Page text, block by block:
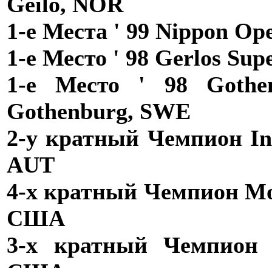
1-е Места ' 99 Nippon
1-е Место ' 98 Gerlos
1-е Место ' 98
Gothenburg, SWE
2-у кратный Чемпион
AUT
4-х кратный Чемпион
США
3-х кратный Чемпион